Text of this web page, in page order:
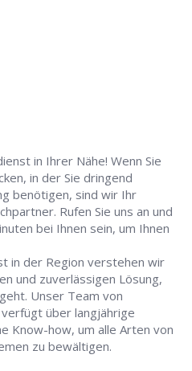
in Ihrer Nähe! Wenn Sie
in der Sie dringend
benötigen, sind wir Ihr
Rufen Sie uns an und
bei Ihnen sein, um Ihnen
in der Region verstehen wir
und zuverlässigen Lösung,
Unser Team von
über langjährige
Know-how, um alle Arten von
zu bewältigen.